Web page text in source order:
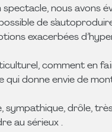
nous avons
de
exacerbées
comment en
qui donne envie de
drôle,
au sérieux .